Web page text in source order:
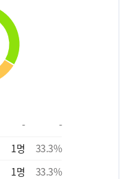
-
-
1명 33.3%
1명 33.3%